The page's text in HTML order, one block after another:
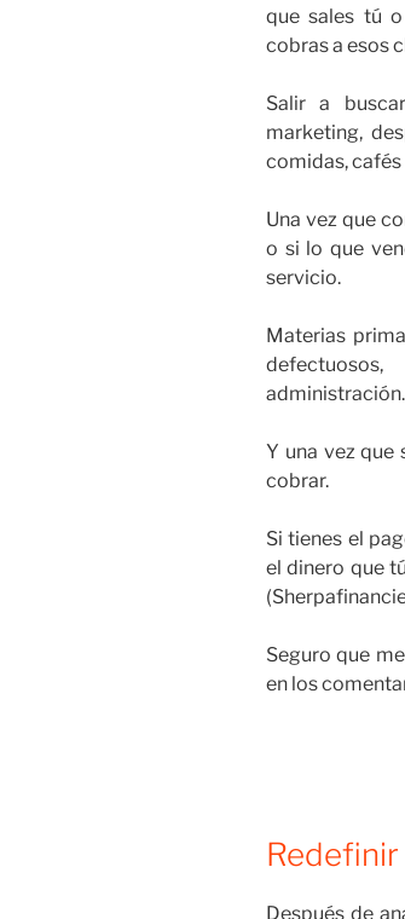
que sales tú
cobras a esos
Salir a
marketing,
comidas,
Una vez que
o si lo que
servicio.
Materias
administración.
Y una vez que
cobrar.
Si tienes el
el dinero que
Seguro que
en los
Redefinir
Después de